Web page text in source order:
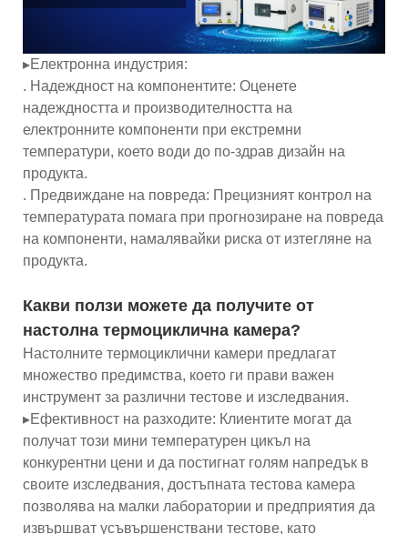
▸Електронна индустрия:
. Надеждност на компонентите: Оценете
надеждността и производителността на
електронните компоненти при екстремни
температури, което води до по-здрав дизайн на
продукта.
. Предвиждане на повреда: Прецизният контрол на
температурата помага при прогнозиране на повреда
на компоненти, намалявайки риска от изтегляне на
продукта.
Какви ползи можете да получите от
настолна термоциклична камера?
Настолните термоциклични камери предлагат
множество предимства, което ги прави важен
инструмент за различни тестове и изследвания.
▸Ефективност на разходите: Клиентите могат да
получат този мини температурен цикъл на
конкурентни цени и да постигнат голям напредък в
своите изследвания, достъпната тестова камера
позволява на малки лаборатории и предприятия да
извършват усъвършенствани тестове, като